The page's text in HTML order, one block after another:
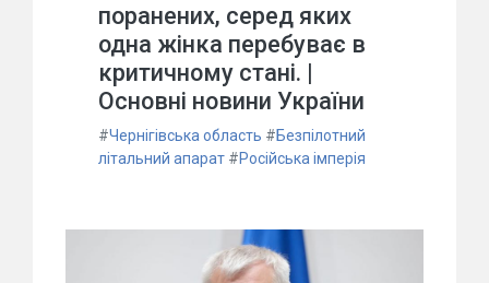
поранених, серед яких
одна жінка перебуває в
критичному стані. |
Основні новини України
#Чернігівська область #Безпілотний
літальний апарат #Російська імперія